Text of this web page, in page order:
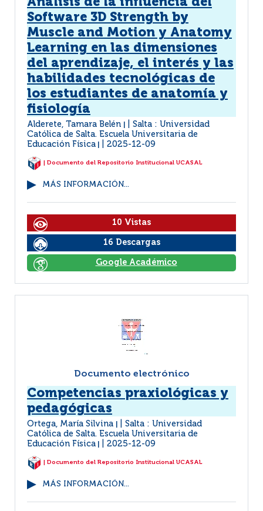
Software 3D Strength by
Muscle and Motion y Anatomy
Learning en las dimensiones
del aprendizaje, el interés y las
habilidades tecnológicas de
los estudiantes de anatomía y
fisiología
Alderete, Tamara Belén
Salta : Universidad
Católica de Salta. Escuela Universitaria de
Educación Física
2025-12-09
| Documento del Repositorio Institucional UCASAL
MÁS INFORMACIÓN...
10 Vistas
16 Descargas
Google Académico
Documento electrónico
Competencias praxiológicas y
pedagógicas
Ortega, María Silvina
Salta : Universidad
Católica de Salta. Escuela Universitaria de
Educación Física
2025-12-09
| Documento del Repositorio Institucional UCASAL
MÁS INFORMACIÓN...